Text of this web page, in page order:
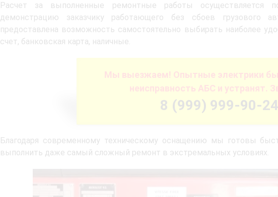
Расчет за выполненные ремонтные работы осуществляется
демонстрацию заказчику работающего без сбоев грузового
предоставлена возможность самостоятельно выбирать наиболее
счет, банковская карта, наличные.
Мы выезжаем! Опытные электрики
неисправность АБС и устранят.
8 (999) 999-90-24
Благодаря современному техническому оснащению мы готовы
выполнить даже самый сложный ремонт в экстремальных условиях.